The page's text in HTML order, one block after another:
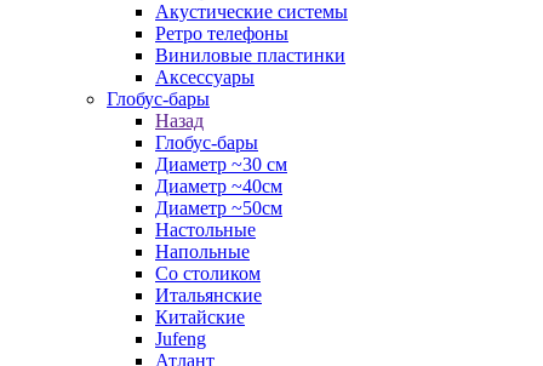
Акустические системы
Ретро телефоны
Виниловые пластинки
Аксессуары
Глобус-бары
Назад
Глобус-бары
Диаметр ~30 см
Диаметр ~40см
Диаметр ~50см
Настольные
Напольные
Со столиком
Итальянские
Китайские
Jufeng
Атлант